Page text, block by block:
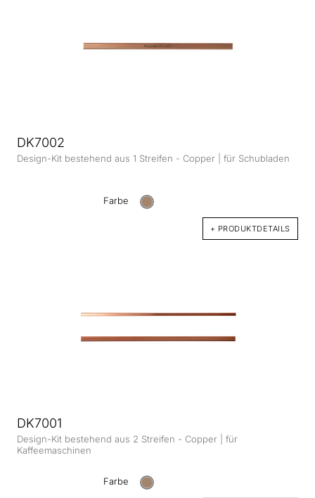
DK7002
Design-Kit bestehend aus 1 Streifen - Copper | für Schubladen
Farbe
+ PRODUKTDETAILS
DK7001
Design-Kit bestehend aus 2 Streifen - Copper | für
Kaffeemaschinen
Farbe